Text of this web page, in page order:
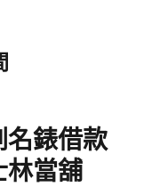
名錶借款
林當舖